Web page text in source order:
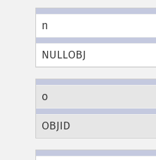
n
NULLOBJ
o
OBJID